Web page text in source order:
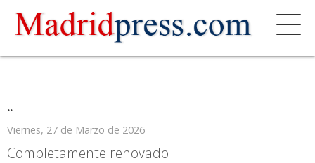
..
Viernes, 27 de Marzo de 2026
Completamente renovado